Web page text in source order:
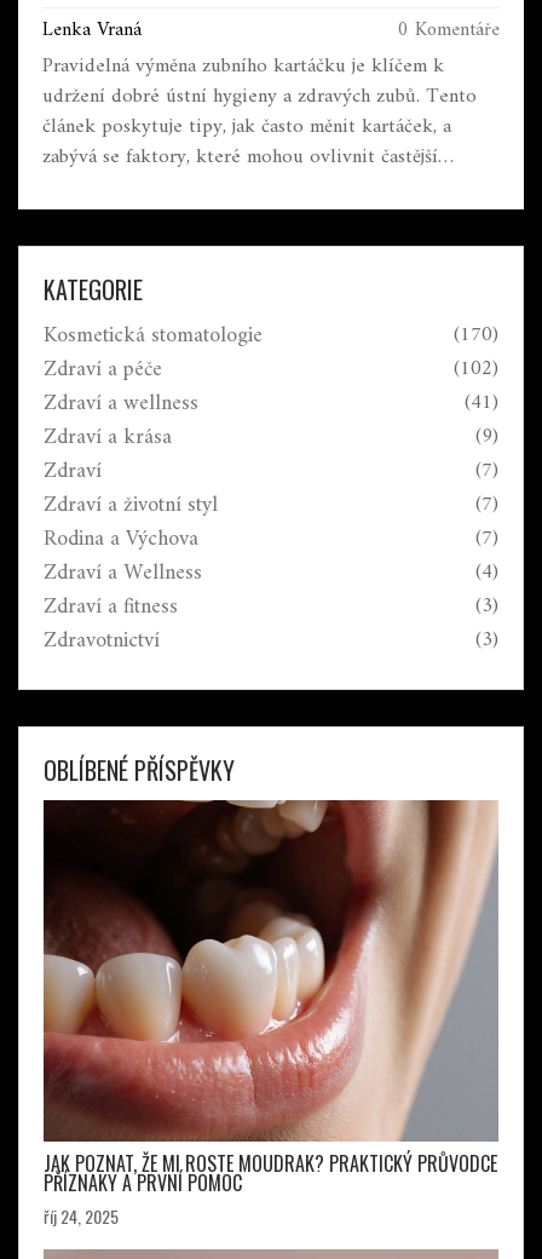
Lenka Vraná 0 Komentáře
Pravidelná výměna zubního kartáčku je klíčem k
udržení dobré ústní hygieny a zdravých zubů. Tento
článek poskytuje tipy, jak často měnit kartáček, a
zabývá se faktory, které mohou ovlivnit častější
vám pomohou udržet váš úsměv zářivý.
KATEGORIE
Kosmetická stomatologie (170)
Zdraví a péče (102)
Zdraví a wellness (41)
Zdraví a krása (9)
Zdraví (7)
Zdraví a životní styl (7)
Rodina a Výchova (7)
Zdraví a Wellness (4)
Zdraví a fitness (3)
Zdravotnictví (3)
OBLÍBENÉ PŘÍSPĚVKY
JAK POZNAT, ŽE MI ROSTE MOUDRAK? PRAKTICKÝ PRŮVODCE
PŘÍZNAKY A PRVNÍ POMOC
říj 24, 2025